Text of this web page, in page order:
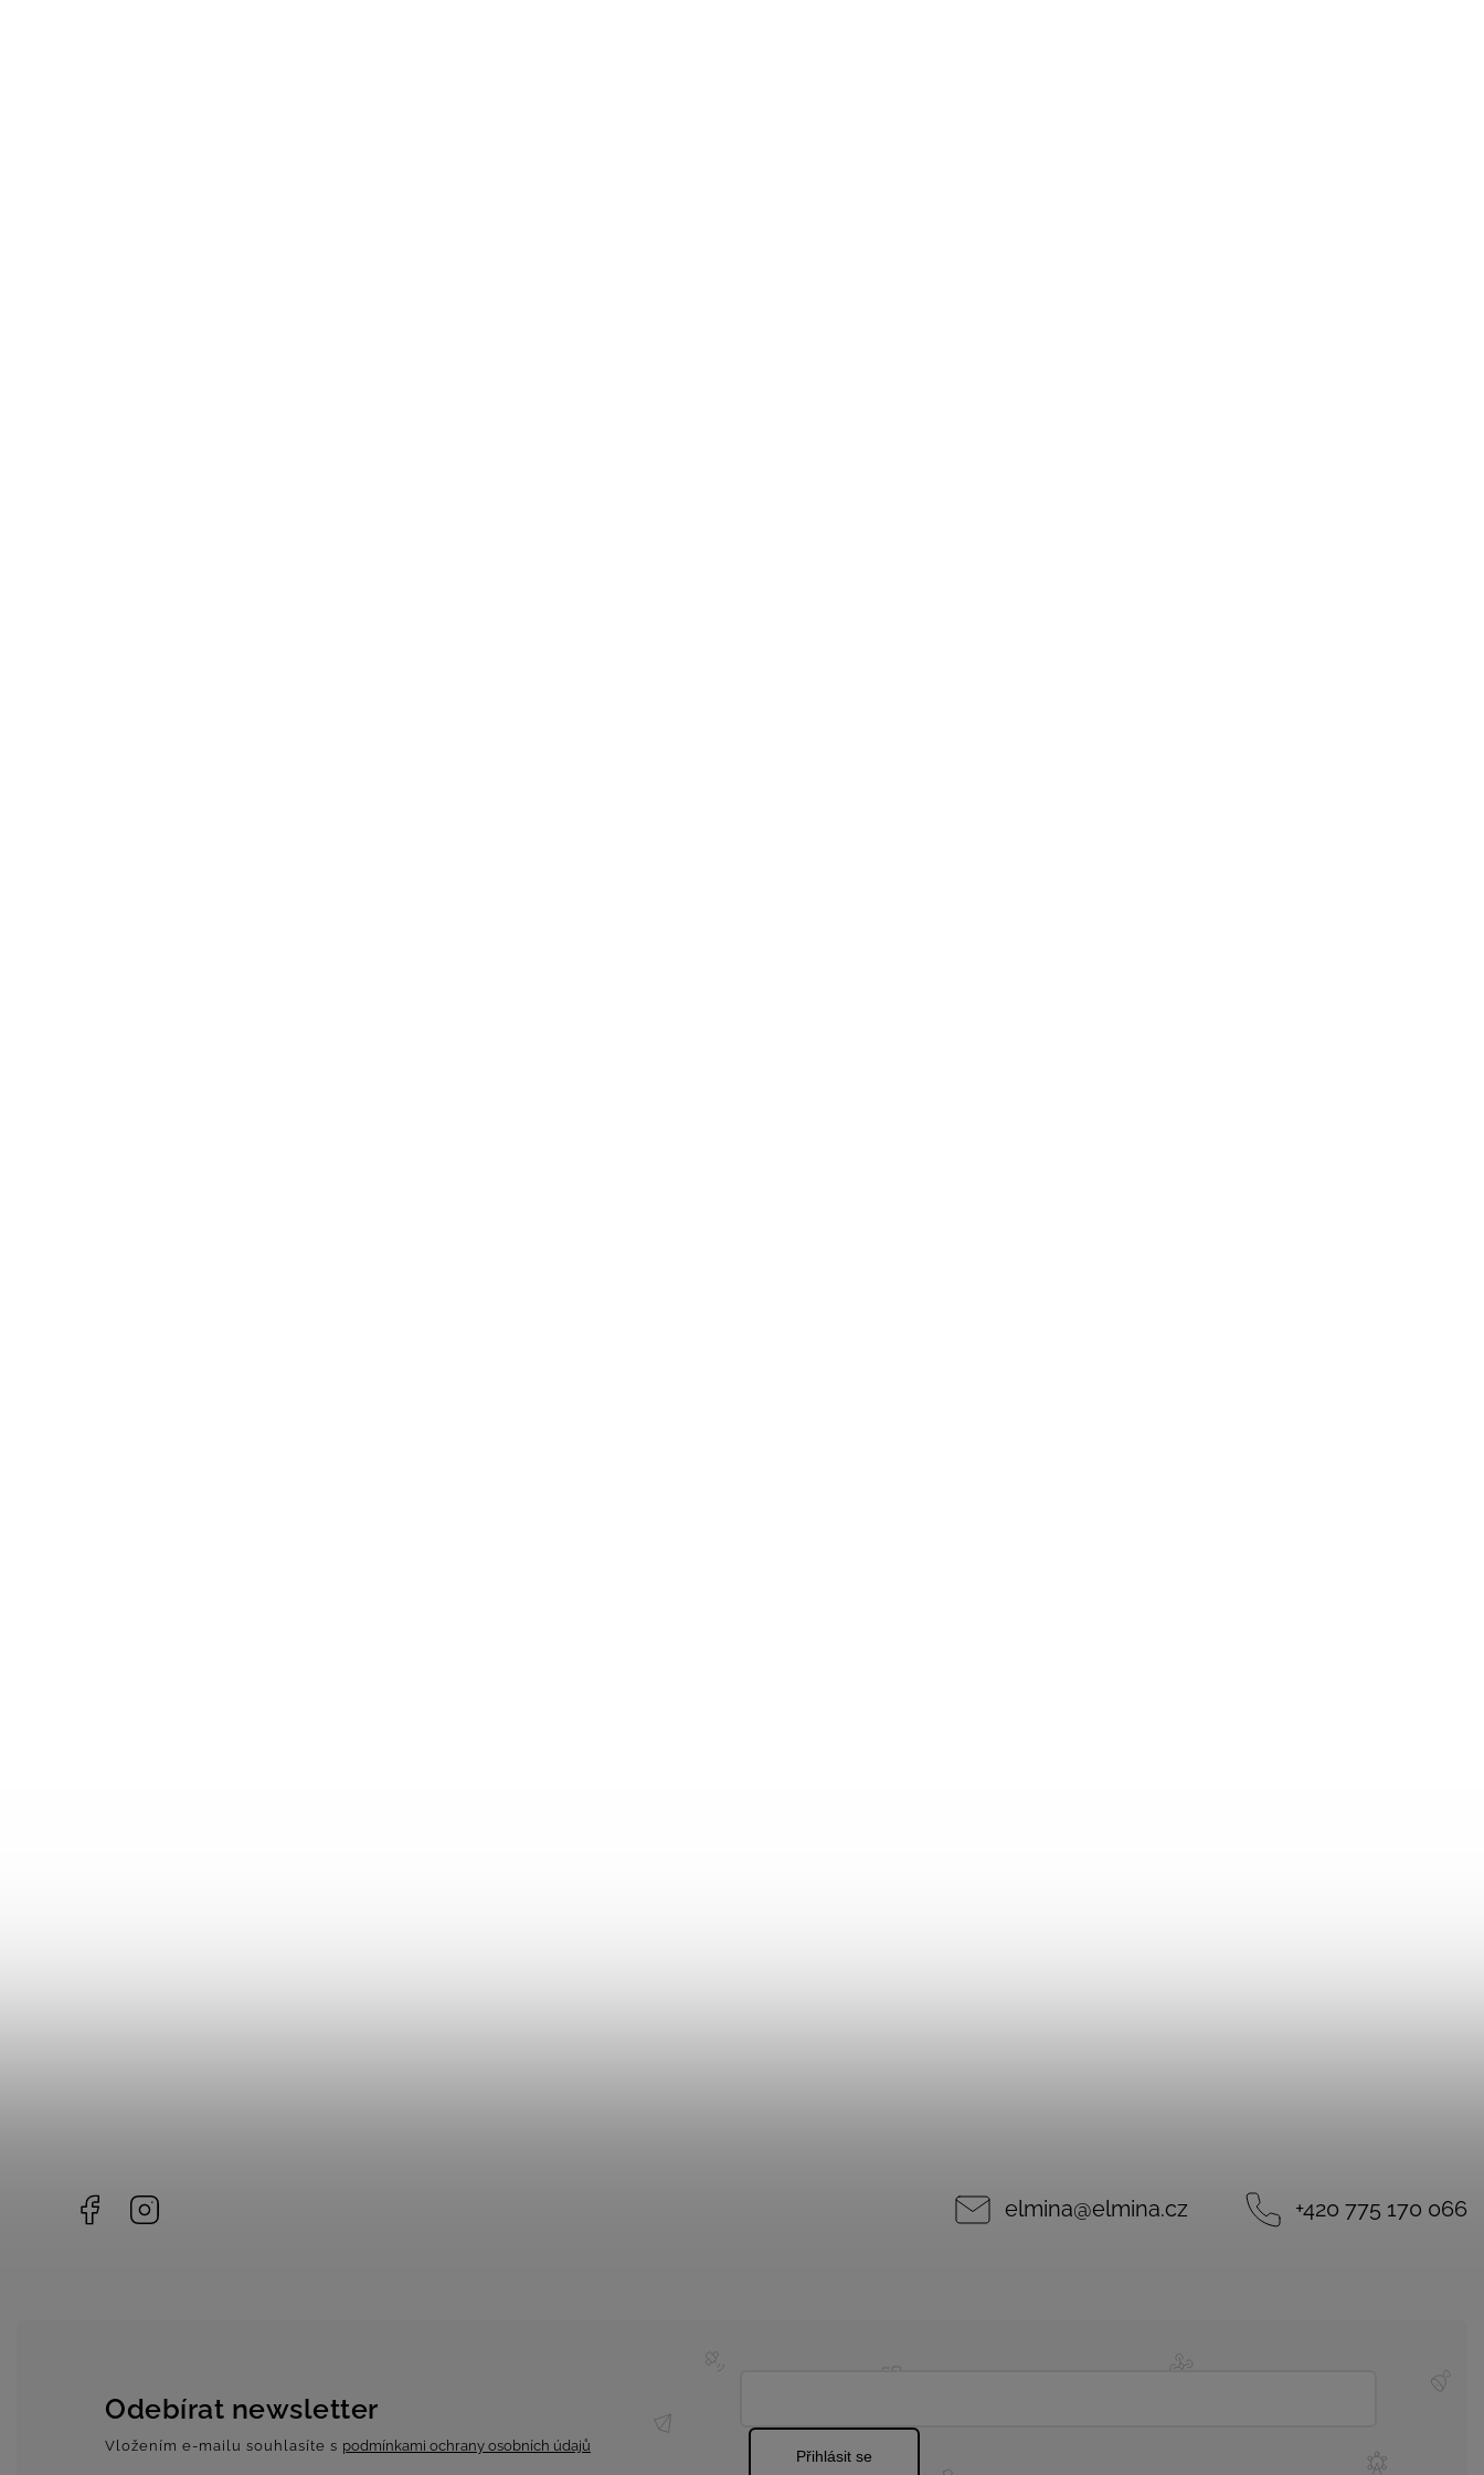
Facebook elmina@elmina.cz +420 775 170 066
Odebírat newsletter
Vložením e-mailu souhlasíte s podmínkami ochrany osobních údajů
Přihlásit se